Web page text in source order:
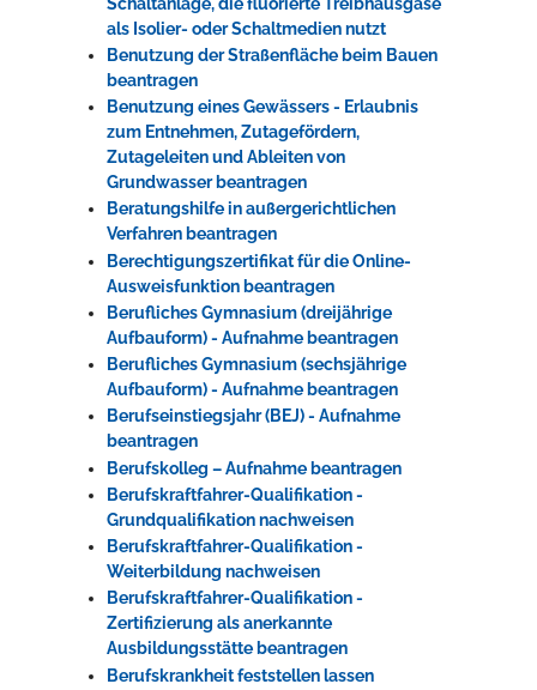
als Isolier- oder Schaltmedien nutzt
Benutzung der Straßenfläche beim Bauen
beantragen
Benutzung eines Gewässers - Erlaubnis
zum Entnehmen, Zutagefördern,
Zutageleiten und Ableiten von
Grundwasser beantragen
Beratungshilfe in außergerichtlichen
Verfahren beantragen
Berechtigungszertifikat für die Online-
Ausweisfunktion beantragen
Berufliches Gymnasium (dreijährige
Aufbauform) - Aufnahme beantragen
Berufliches Gymnasium (sechsjährige
Aufbauform) - Aufnahme beantragen
Berufseinstiegsjahr (BEJ) - Aufnahme
beantragen
Berufskolleg – Aufnahme beantragen
Berufskraftfahrer-Qualifikation -
Grundqualifikation nachweisen
Berufskraftfahrer-Qualifikation -
Weiterbildung nachweisen
Berufskraftfahrer-Qualifikation -
Zertifizierung als anerkannte
Ausbildungsstätte beantragen
Berufskrankheit feststellen lassen